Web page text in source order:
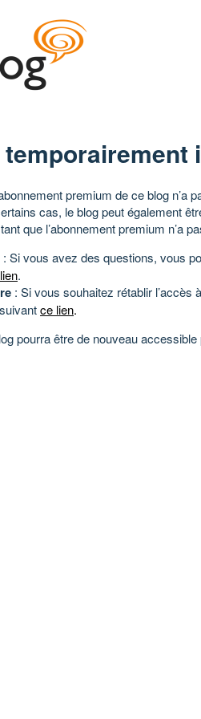
premium de ce blog n’a
cas, le blog peut également
que l’abonnement premium n’a
: Si vous avez des questions, vous
.
: Si vous souhaitez rétablir
ce lien.
pourra être de nouveau